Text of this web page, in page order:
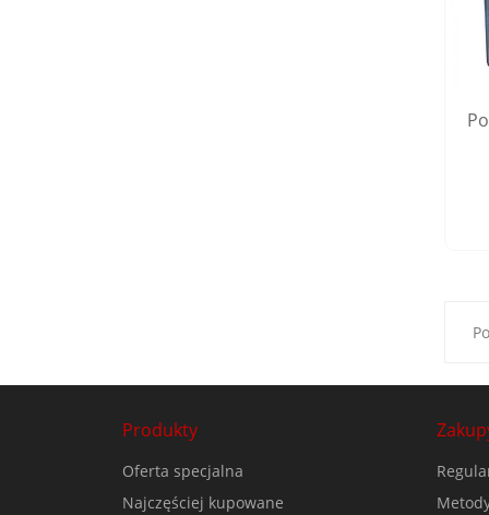
Produkty
Oferta specjalna
Najczęściej kupowane